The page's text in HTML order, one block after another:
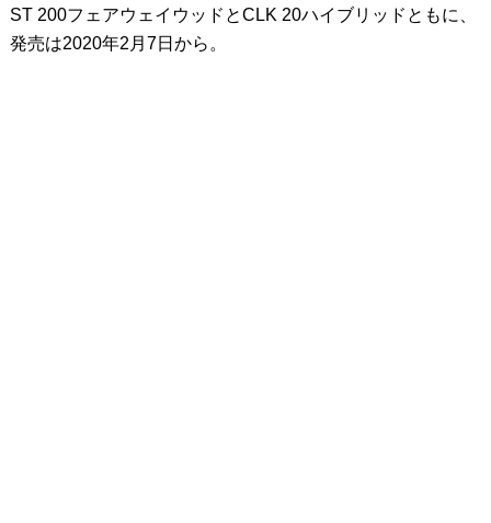
ST 200フェアウェイウッドとCLK 20ハイブリッドともに、
発売は2020年2月7日から。